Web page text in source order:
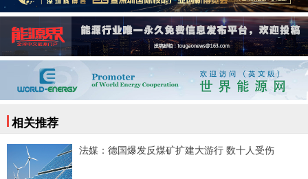
相关推荐
法媒：德国爆发反煤矿扩建大游行 数十人受伤